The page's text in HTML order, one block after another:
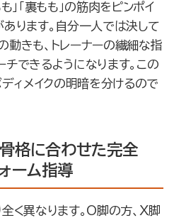
」「裏もも」の筋肉をピンポイ
ります。自分一人では決して
きも、トレーナーの繊細な指
できるようになります。この
ディメイクの明暗を分けるので
格に合わせた完全
ーム指導
く異なります。O脚の方、X脚